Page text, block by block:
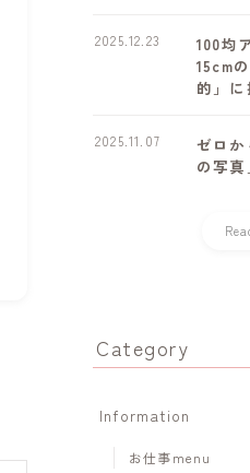
100均
15cm
的」に
2025.12.23
ゼロ
の写
2025.11.07
Category
Information
お仕事menu